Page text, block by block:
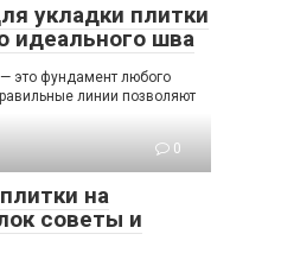
укладки плитки
идеального шва
— это фундамент любого
линии позволяют
0
на
советы и